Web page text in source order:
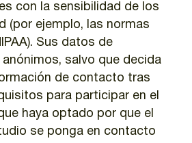
con la sensibilidad de los
(por ejemplo, las normas
Sus datos de
salvo que decida
de contacto tras
para participar en el
haya optado por que el
se ponga en contacto